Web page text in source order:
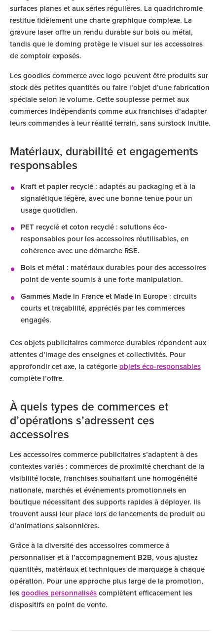
surfaces planes et aux séries régulières. La quadrichromie
restitue fidèlement une charte graphique complexe. La
gravure laser offre un rendu durable sur bois ou métal,
tandis que le doming protège le visuel sur les accessoires
de comptoir exposés.
Les goodies commerce avec logo peuvent être produits sur
stock dès petites quantités ou faire l’objet d’une fabrication
spéciale selon le volume. Cette souplesse permet aux
commerces indépendants comme aux franchises d’adapter
leurs commandes à leur réalité terrain, sans surstock inutile.
Matériaux, durabilité et engagements
responsables
Kraft et papier recyclé : adaptés au packaging et à la
signalétique légère, avec une bonne tenue pour un
usage quotidien.
PET recyclé et coton recyclé : solutions éco-
responsables pour les accessoires réutilisables, en
cohérence avec une démarche RSE.
Bois et métal
: matériaux durables pour des accessoires
point de vente soumis à une forte manipulation.
Gammes Made in France et Made in Europe : circuits
courts et traçabilité, appréciés par les commerces
engagés.
Ces objets publicitaires commerce durables répondent aux
attentes d’image des enseignes et collectivités. Pour
approfondir cet axe, la catégorie objets éco-responsables
complète l’offre.
À quels types de commerces et
d’opérations s’adressent ces
accessoires
Les accessoires commerce publicitaires s’adaptent à des
contextes variés : commerces de proximité cherchant de la
visibilité locale, franchises souhaitant une homogénéité
nationale, marchés et événements promotionnels en
boutique nécessitant des supports rapides à déployer. Ils
trouvent aussi leur place lors de lancements de produit ou
d’animations saisonnières.
Grâce à la diversité des accessoires commerce à
personnaliser et à l’accompagnement B2B, vous ajustez
quantités, matériaux et techniques de marquage à chaque
opération. Pour une approche plus large de la promotion,
les goodies personnalisés complètent efficacement les
dispositifs en point de vente.